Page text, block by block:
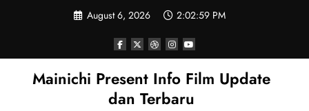
August 6, 2026 2:03:00 PM
Mainichi Present Info Film Update
dan Terbaru